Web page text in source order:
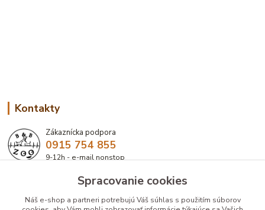
Kontakty
Zákaznícka podpora
0915 754 855
9-12h - e-mail nonstop
eshop@bbzoo.skSpracovanie cookies
Náš e-shop a partneri potrebujú Váš súhlas s použitím súborov